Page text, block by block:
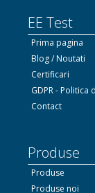
EE Test
Prima pagina
Blog / Noutati
Certificari
GDPR -
Contact
Produse
Produse
Produse noi